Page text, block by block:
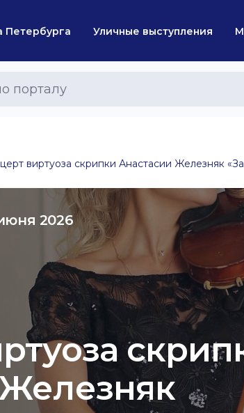
Петербурга Уличные выступления
виртуоза скрипки Анастасии Железняк
2026